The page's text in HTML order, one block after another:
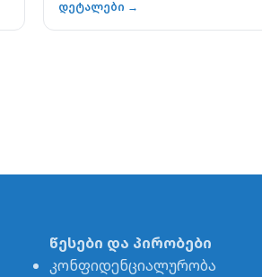
დეტალები →
წესები და პირობები
კონფიდენციალურობა